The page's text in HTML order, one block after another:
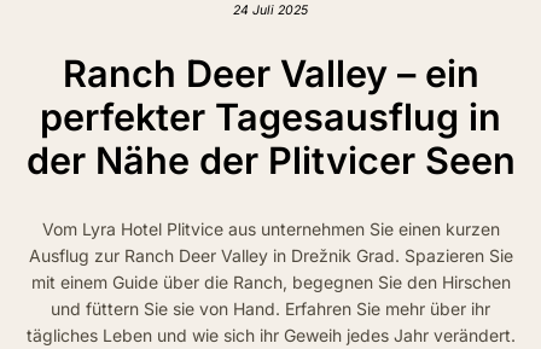
24 Juli 2025
Ranch Deer Valley – ein
perfekter Tagesausflug in
der Nähe der Plitvicer Seen
Vom Lyra Hotel Plitvice aus unternehmen Sie einen kurzen
Ausflug zur Ranch Deer Valley in Drežnik Grad. Spazieren Sie
mit einem Guide über die Ranch, begegnen Sie den Hirschen
und füttern Sie sie von Hand. Erfahren Sie mehr über ihr
tägliches Leben und wie sich ihr Geweih jedes Jahr verändert.